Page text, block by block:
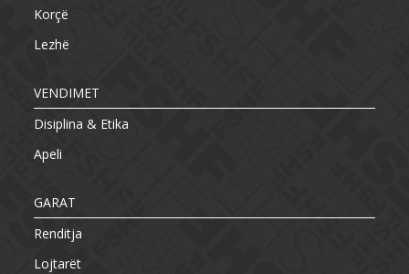
Korçë
Lezhë
VENDIMET
Disiplina & Etika
Apeli
GARAT
Renditja
Lojtarët